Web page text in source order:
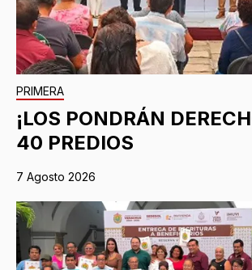
PRIMERA
¡LOS PONDRÁN
40 PREDIOS
7 Agosto 2026